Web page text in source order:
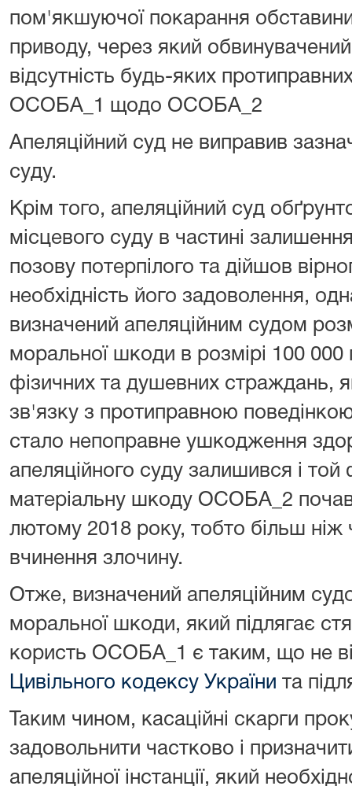
пом'якшуючої покарання обставини
приводу, через який
відсутність будь-яких
ОСОБА_1 щодо ОСОБА_2
Апеляційний суд не виправив
суду.
Крім того, апеляційний суд
місцевого суду в частині
позову потерпілого та дійшов
необхідність його задоволення,
визначений апеляційним судом
моральної шкоди в розмірі 100 000
фізичних та душевних страждань,
зв'язку з протиправною
стало непоправне ушкодження
апеляційного суду залишився і
матеріальну шкоду ОСОБА_2 почав
лютому 2018 року, тобто більш ніж
вчинення злочину.
Отже, визначений апеляційним
моральної шкоди, який підлягає
користь ОСОБА_1 є таким, що не
Цивільного кодексу України та
Таким чином, касаційні скарги
задовольнити частково і
апеляційної інстанції, який